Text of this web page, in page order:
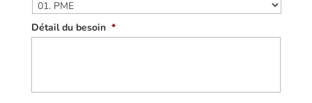
Détail du besoin *